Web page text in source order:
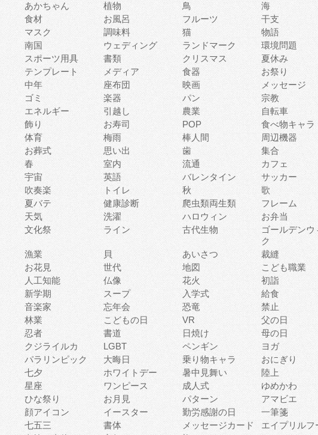
あかちゃん 植物 鳥
海
食材 お風呂 フルーツ
干支
マスク 調味料 猫
物語
南国 ウェディング ランドマーク
環境問題
スポーツ用具 書類 クリスマス
夏休み
テンプレート メディア 食器
お祭り
中年 座布団 映画
メッセージ
ゴミ 楽器 パン
宗教
エネルギー 引越し 農業
自転車
飾り お寿司 POP
食べ物キャラ
体育 梅雨 棒人間
周辺機器
お葬式 思い出 歯
集合
春 室内 流通
カフェ
宇宙 英語 バレンタイン
サッカー
吹奏楽 トイレ 秋
歌
夏バテ 健康診断 爬虫類両生類
フレーム
天気 洗濯 ハロウィン
お弁当
文化祭 ライン 古代生物
ゴールデンウ
ク
漁業 貝 あいさつ
裁縫
お花見 世代 地図
こども職業
人工知能 仏像 花火
初詣
新学期 スープ 入学式
給食
音楽家 忘年会 恐竜
禁止
林業 こどもの日 VR
父の日
忍者 書道 日焼け
母の日
クジライルカ LGBT ペンギン
ヨガ
パラリンピック 大晦日 乗り物キャラ
おにぎり
七夕 ホワイトデー 暑中見舞い
陸上
星座 ワンピース 成人式
ゆめかわ
ひな祭り お月見 パターン
アマビエ
顔アイコン イースター 勤労感謝の日
一筆箋
七五三 書体 メッセージカード
エイプリルフ